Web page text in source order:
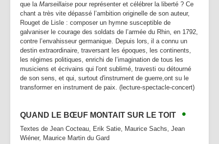
que laMarseillaise pour représenter et célébrer la liberté ? Ce
chant a très vite dépassé l’ambition originelle de son auteur,
Rouget de Lisle : composer un hymne susceptible de
galvaniser le courage des soldats de l’armée du Rhin, en 1792,
contre l’envahisseur germanique. Depuis lors, il a connu un
destin extraordinaire, traversant les époques, les continents,
les régimes politiques, enrichi de l’imagination de tous les
musiciens et écrivains qui l'ont sublimé, travesti ou détourné
de son sens, et qui, surtout d'instrument de guerre,ont su le
transformer en instrument de paix. (lecture-spectacle-concert)
QUAND LE BŒUF MONTAIT SUR LE TOIT •
Textes de Jean Cocteau, Erik Satie, Maurice Sachs, Jean
Wiéner, Maurice Martin du Gard